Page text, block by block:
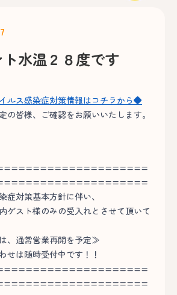
水温２８度です
ルス感染症対策情報はコチラから◆
の皆様、ご確認をお願いいたします。
症対策基本方針に伴い、
ゲスト様のみの受入れとさせて頂いて
、通常営業再開を予定≫
せは随時受付中です！！